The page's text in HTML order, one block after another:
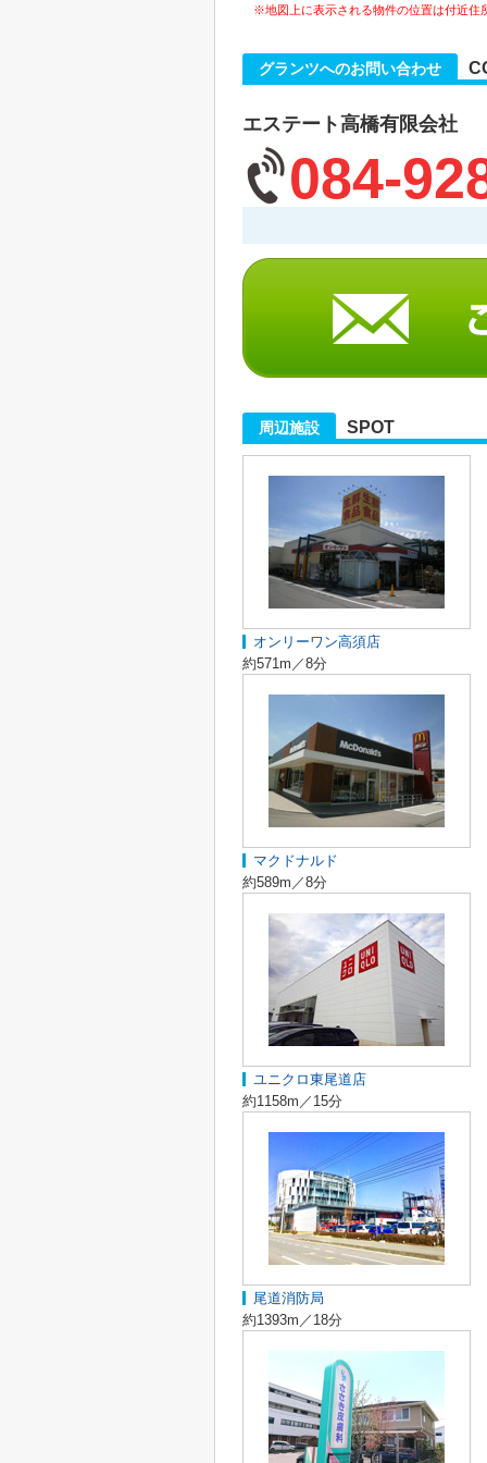
※地図上に表示される物件の位置は付近住
グランツへのお問い合わせ
エステート高橋有限会社
084-
周辺施設 SPOT
オンリーワン高須店
約571m／8分
マクドナルド
約589m／8分
ユニクロ東尾道店
約1158m／15分
尾道消防局
約1393m／18分